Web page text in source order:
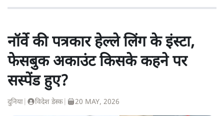
नॉर्वे की पत्रकार हेल्ले लिंग के इंस्टा,
फेसबुक अकाउंट किसके कहने पर
सस्पेंड हुए?
दुनिया विदेश डेस्क 20 MAY, 2026